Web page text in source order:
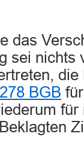
das
sei nichts
die
BGB
für